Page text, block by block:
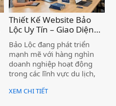
bạn đang để đối thủ vượt
lên phía trước mỗi ngày.
Thiết Kế Website Bảo
Lộc Uy Tín – Giao Diện
Đẹp, Hỗ Trợ Tận Tâm )
Bảo Lộc đang phát triển
mạnh mẽ với hàng nghìn
doanh nghiệp hoạt động
trong các lĩnh vực du lịch,
vụ và bất động sản. Trong
XEM CHI TIẾT